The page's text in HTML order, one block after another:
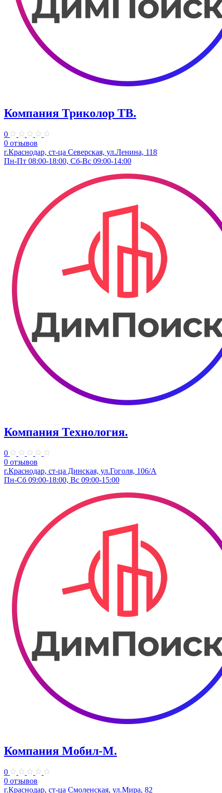
Компания Триколор ТВ.
0
0 отзывов
г.Краснодар, ст-ца Северская, ул.Ленина, 118
Пн-Пт 08:00-18:00, Сб-Вс 09:00-14:00
Компания Технология.
0
0 отзывов
г.Краснодар, ст-ца Динская, ул.Гоголя, 106/А
Пн-Сб 09:00-18:00, Вс 09:00-15:00
Компания Мобил-М.
0
0 отзывов
г.Краснодар, ст-ца Смоленская, ул.Мира, 82